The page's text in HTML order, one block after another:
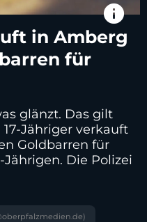
info
in Amberg
für
glänzt. Das gilt
Jähriger verkauft
Goldbarren für
Jährigen. Die Polizei